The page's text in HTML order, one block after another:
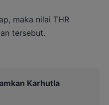
maka nilai THR
tersebut.
Karhutla